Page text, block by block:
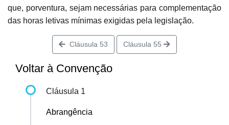
que, porventura, sejam necessárias para complementação
das horas letivas mínimas exigidas pela legislação.
Cláusula 53 Cláusula 55
Voltar à Convenção
Cláusula 1
Abrangência